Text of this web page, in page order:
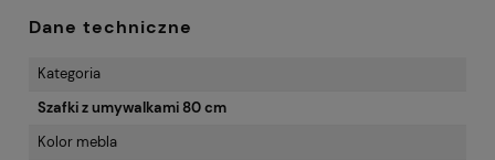
Dane techniczne
Kategoria
Szafki z umywalkami 80 cm
Kolor mebla